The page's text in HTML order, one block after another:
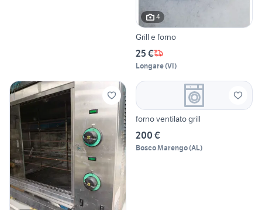
4
Grill e forno
25 €
Longare(VI)
forno ventilato grill
200 €
Bosco Marengo(AL)